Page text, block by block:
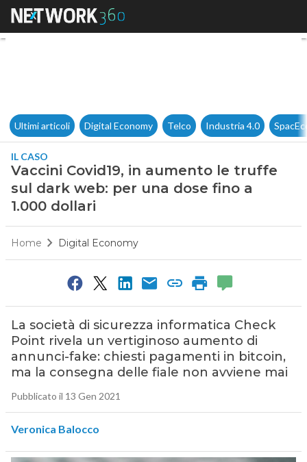
Vaccini Covid19, in aumento
Ultimi articoli Digital Economy Telco Industria 4.0
IL CASO
Vaccini Covid19, in aumento le truffe
sul dark web: per una dose fino a
1.000 dollari
Home Digital Economy
La società di sicurezza informatica Check
Point rivela un vertiginoso aumento di
annunci-fake: chiesti pagamenti in bitcoin,
ma la consegna delle fiale non avviene mai
Pubblicato il 13 Gen 2021
Veronica Balocco